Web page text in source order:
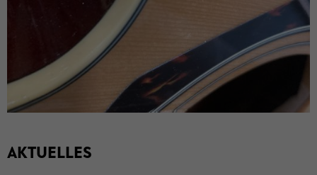
AK­TU­EL­LES